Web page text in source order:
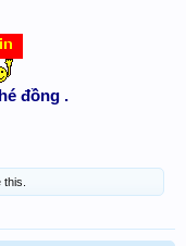
đồng .
this.